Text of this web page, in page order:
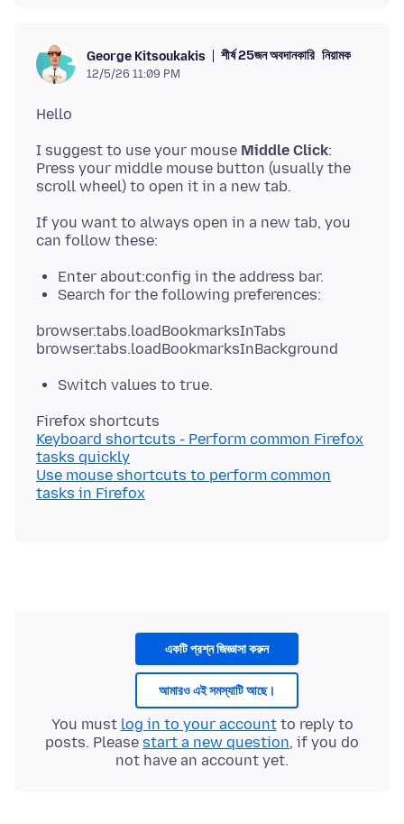
George Kitsoukakis শীর্ষ 25জন অবদানকারি নিয়ামক
12/5/26 11:09 PM
I suggest to use your mouse Middle Click:
Press your middle mouse button (usually the
If you want to always open in a new tab, you
Enter about:config in the address bar.
Search for the following preferences:
browser.tabs.loadBookmarksInTabs
Switch values to true.
Keyboard shortcuts - Perform common Firefox
tasks quickly
Use mouse shortcuts to perform common
tasks in Firefox
একটি প্রশ্ন জিজ্ঞাসা করুন
আমারও এই সমস্যাটি আছে।
You must log in to your accountto reply to
posts. Please start a new question, if you do
not have an account yet.